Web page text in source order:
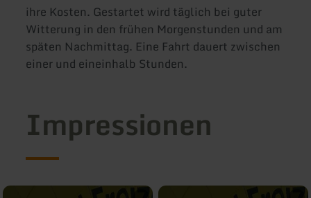
ihre Kosten. Gestartet wird täglich bei guter
Witterung in den frühen Morgenstunden und am
späten Nachmittag. Eine Fahrt dauert zwischen
einer und eineinhalb Stunden.
Impressionen